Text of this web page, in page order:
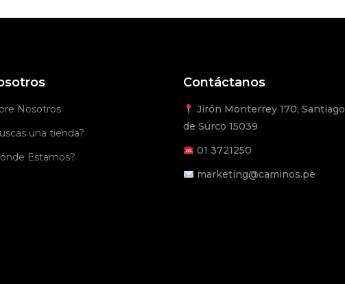
Nosotros
una tienda?
Estamos?
Contáctanos
Jirón Monterrey 170, Santiago
de Surco 15039
01 3721250
marketing@caminos.pe